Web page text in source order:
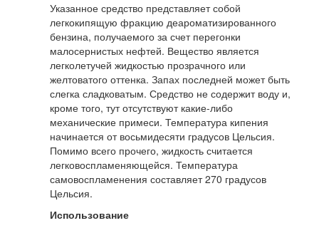
Указанное средство представляет собой
легкокипящую фракцию деароматизированного
бензина, получаемого за счет перегонки
малосернистых нефтей. Вещество является
легколетучей жидкостью прозрачного или
желтоватого оттенка. Запах последней может быть
слегка сладковатым. Средство не содержит воду и,
кроме того, тут отсутствуют какие-либо
механические примеси. Температура кипения
начинается от восьмидесяти градусов Цельсия.
Помимо всего прочего, жидкость считается
легковоспламеняющейся. Температура
самовоспламенения составляет 270 градусов
Цельсия.
Использование